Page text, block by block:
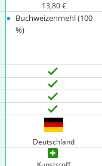
13,80 €
• Buchweizenmehl (100
%)
Deutschland